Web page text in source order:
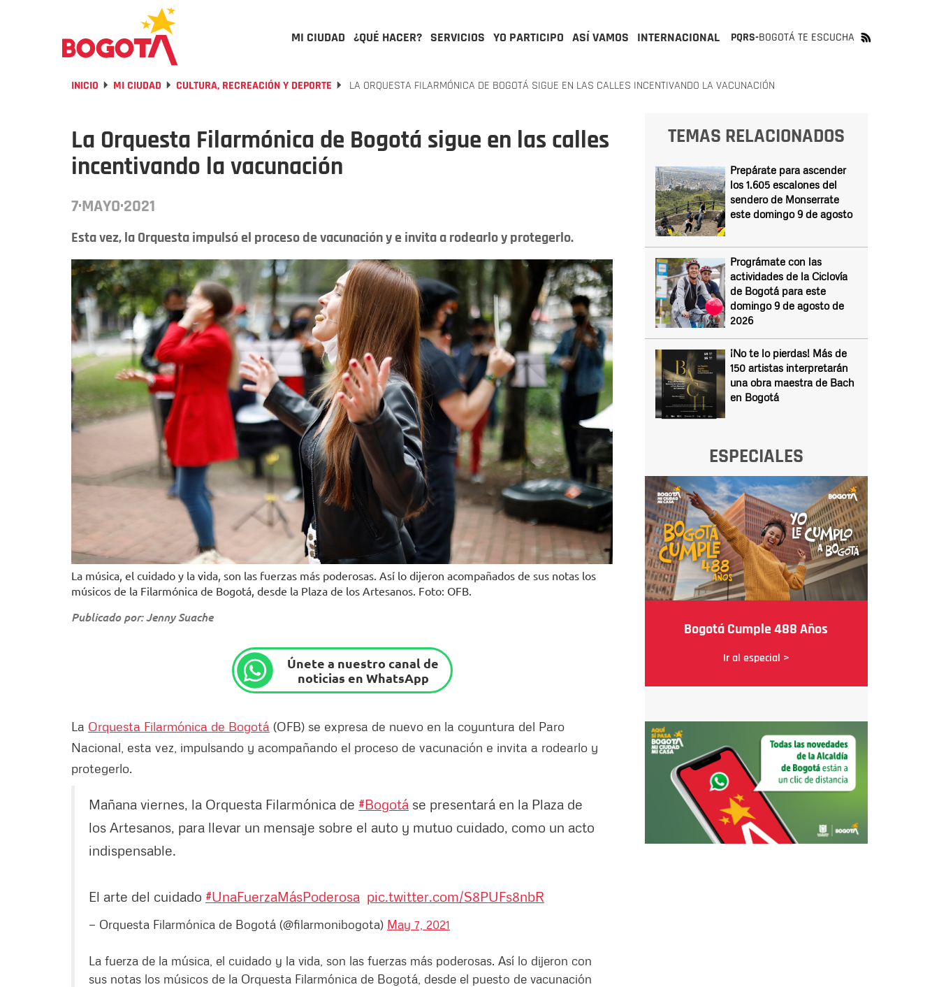
MI CIUDAD ¿QUÉ HACER? SERVICIOS YO PARTICIPO ASÍ VAMOS INTERNACIONAL PQRS-BOGOTÁ TE ESCUCHA
INICIO MI CIUDAD CULTURA, RECREACIÓN Y DEPORTE LA ORQUESTA FILARMÓNICA DE BOGOTÁ SIGUE EN LAS CALLES INCENTIVANDO LA VACUNACIÓN
La Orquesta Filarmónica de Bogotá sigue en las calles
incentivando la vacunación
7·MAYO·2021
Esta vez, la Orquesta impulsó el proceso de vacunación y e invita a rodearlo y protegerlo.
La música, el cuidado y la vida, son las fuerzas más poderosas. Así lo dijeron acompañados de sus notas los
músicos de la Filarmónica de Bogotá, desde la Plaza de los Artesanos. Foto: OFB.
Publicado por: Jenny Suache
Únete a nuestro canal de
noticias en WhatsApp
La Orquesta Filarmónica de Bogotá (OFB) se expresa de nuevo en la coyuntura del Paro
Nacional, esta vez, impulsando y acompañando el proceso de vacunación e invita a rodearlo y
protegerlo.
Mañana viernes, la Orquesta Filarmónica de #Bogotá se presentará en la Plaza de
los Artesanos, para llevar un mensaje sobre el auto y mutuo cuidado, como un acto
indispensable.
El arte del cuidado #UnaFuerzaMásPoderosa pic.twitter.com/S8PUFs8nbR
— Orquesta Filarmónica de Bogotá (@filarmonibogota) May 7, 2021
La fuerza de la música, el cuidado y la vida, son las fuerzas más poderosas. Así lo dijeron con
sus notas los músicos de la Orquesta Filarmónica de Bogotá, desde el puesto de vacunación
TEMAS RELACIONADOS
Prepárate para ascender
los 1.605 escalones del
sendero de Monserrate
este domingo 9 de agosto
Prográmate con las
actividades de la Ciclovía
de Bogotá para este
domingo 9 de agosto de
2026
¡No te lo pierdas! Más de
150 artistas interpretarán
una obra maestra de Bach
en Bogotá
ESPECIALES
Bogotá Cumple 488 Años
Ir al especial >